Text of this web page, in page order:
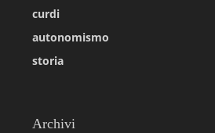
curdi
autonomismo
storia
Archivi